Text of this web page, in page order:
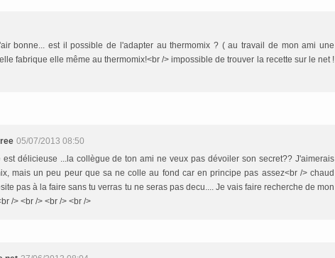
bonne... est il possible de l'adapter au thermomix ? ( au travail de mon ami une
fabrique elle même au thermomix!<br /> impossible de trouver la recette sur le net !
05/07/2013 08:50
est délicieuse ...la collègue de ton ami ne veux pas dévoiler son secret?? J'aimerais
mais un peu peur que sa ne colle au fond car en principe pas assez<br /> chaud
pas à la faire sans tu verras tu ne seras pas decu.... Je vais faire recherche de mon
/> <br /> <br /> <br />